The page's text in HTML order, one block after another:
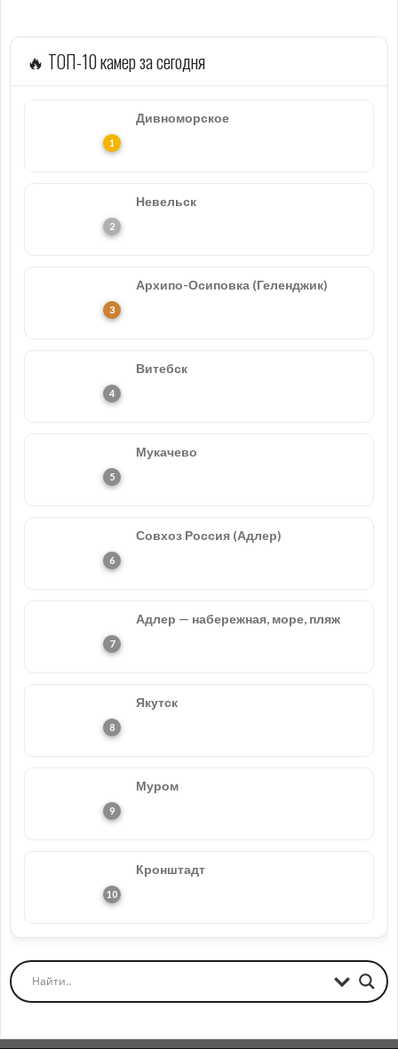
🔥 ТОП-10 камер за сегодня
Дивноморское
Невельск
Архипо-Осиповка (Геленджик)
Витебск
Мукачево
Совхоз Россия (Адлер)
Адлер — набережная, море, пляж
Якутск
Муром
Кронштадт